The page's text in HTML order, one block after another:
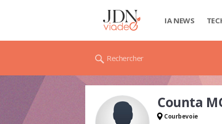
IA NEWS
Rechercher
Counta
Courbevoie